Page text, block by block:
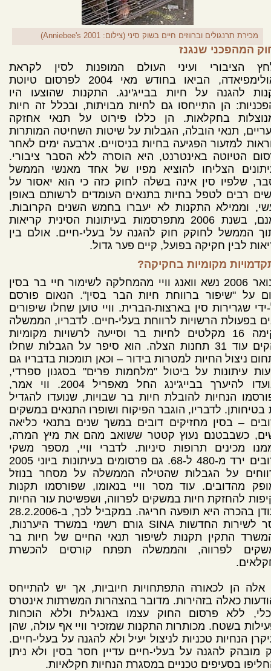
מכירת תרנגולים וברווזים חיים בשוק סיני (צילום: Anniebee's 2001)
המהפכני שנגנז
הציבורי ועיני העולם המופנות לסין לקראת
האולימפיאדה, הביאו בחודש מאי 2004 לפרסום טיוטת
להגנה על חיות בבייג'ינג. התקנות שהוצעו היו
הן התייחסו גם לחיות מבויתות, ובכלל זה חיות
בחקלאות. הן כללו פירוט על תנאי אחזקה
תנאי הובלה, הגבלות על שיטות השחיטה המותרות
למזעור הפגיעה בחיות בניסויים. ארבעה ימים לאחר
הטיוטה באינטרנט, היא הוסרה ללא הסבר ציבורי.
הצליחו להוציא מפיו של אחד מאנשי הממשל
שלפיו סין אינה בשלה לחוק כזה כי הוא יאסור על
רבים לטפל בחיות בתנאים העומדים לרשותם באופן
וממילא התקנות לא יעברו בחמש השנים הקרובות.
אמנם, בשנת 2006 מתפרסמות בעיתונות הסינית קריאות
הממשל לחוקק חוק להגנה על בעלי-חיים. אולם בין
לבין חקיקה בפועל, קיים פער גדול.
מקומיות בחקיקה?
בינואר 2006 נשא וואנג וויי מהמחלקה לשימור חיי בר בסין
על "שיפור ברווחת חיות הבר בסין". הנאום פורסם
ידי שגרירות סין בארצות-הברית. וויי טוען שחלו שיפורים
בפעולת הרשויות לרווחת בעלי-חיים. לדבריו, הממשלה
הקימה 16 מקלטים לחיות בר וסייעה לרשויות מקומיות
להקים עוד 31 תחנות הצלה. הוא סיפר על הגבלות שחלו
ניצול החיות למטרות בידור – וכאן תומכות בדבריו גם
עיתונות על ביטול "מלחמות פרים" בסגנון ספרדי,
שנועדו להיערך בבייג'ינג החל מאפריל 2004. ווי אמר,
הנחיות להובלת חיות בר שבויות, שנועדו להגדיל
בטיחותן. לדבריו, הוגבר הפיקוח ושופרו התנאים במשקים
– בסין מחזיקים דובים במשך שנים בתנאי כליאה
כשבבטנם נעוץ קטטר ששואב מהם את מיץ המרה,
מכינים תרופות סיניות. לדברי וויי, מספר משקי
הדובים ירד מ-480 ל-68. גם פרסומים בעיתונות ביוני 2005
על הגבלות שהטילה הממשלה על מסחר בנוזל
מהדובים. עוד מסר וויי בנאומו, שפורסמו תקנות
להחזקת חיות במשקים לפרווה, ושפשיטת עור החיות
בעודן בהכרה היא תופעה חריגה. במקביל לכך, ב-28.2.2006
מסר לשירות החדשות SINA גורם רשמי במשרד היערנות,
התקין תקנות לשיפור תנאי החיים של חיות בר
לפרווה, והממשלה תפתח קורסים להכשרת
אלה הן לכאורה התפתחויות חיוביות, אך יש להתייחס
כאלה בזהירות. מדובר בהצהרות המשרתות אינטרס
ללא פרסום החוק עצמו באנגלית וללא הוכחות
בשטח. מכותרות התקנות שמזכיר וויי אף עולה, שהן
הנחיות טכניות לניצול יעיל ולא להגנה על בעלי-חיים.
מובהק להגנה על בעלי-חיים עדיין חסר בסין ולא ניתן
בסעיפים טכניים במסגרת הנחיות חקלאיות.